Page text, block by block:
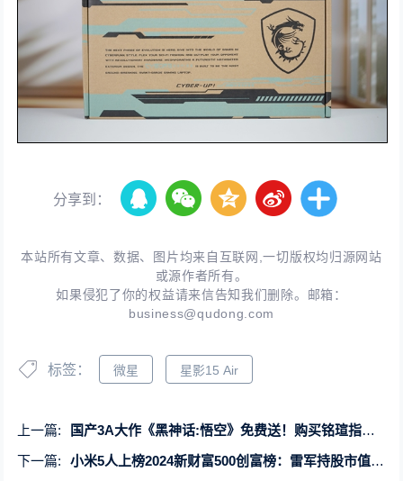
分享到：
本站所有文章、数据、图片均来自互联网,一切版权均归源网站
或源作者所有。
如果侵犯了你的权益请来信告知我们删除。邮箱：
business@qudong.com
标签： 微星 星影15 Air
上一篇:
国产3A大作《黑神话:悟空》免费送！购买铭瑄指定RTX 40系产品即可获赠
下一篇:
小米5人上榜2024新财富500创富榜：雷军持股市值达1025亿元